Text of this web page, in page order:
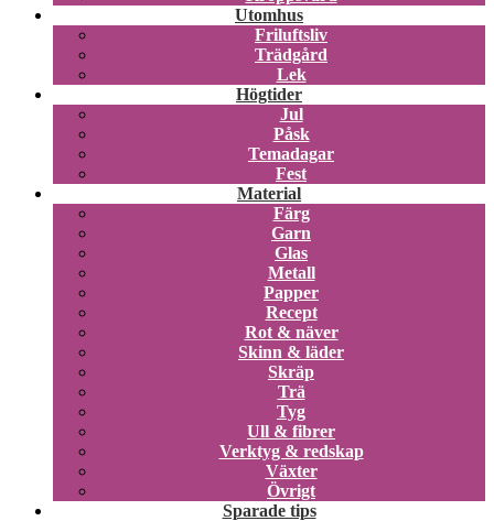
Utomhus
Friluftsliv
Trädgård
Lek
Högtider
Jul
Påsk
Temadagar
Fest
Material
Färg
Garn
Glas
Metall
Papper
Recept
Rot & näver
Skinn & läder
Skräp
Trä
Tyg
Ull & fibrer
Verktyg & redskap
Växter
Övrigt
Sparade tips